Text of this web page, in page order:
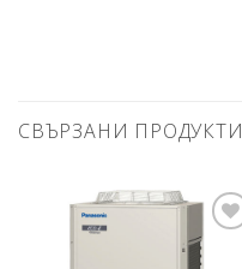
СВЪРЗАНИ ПРОДУКТИ
Добави